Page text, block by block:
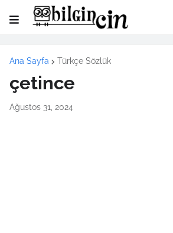
Ana Sayfa Türkçe Sözlük
çetince
Ağustos 31, 2024